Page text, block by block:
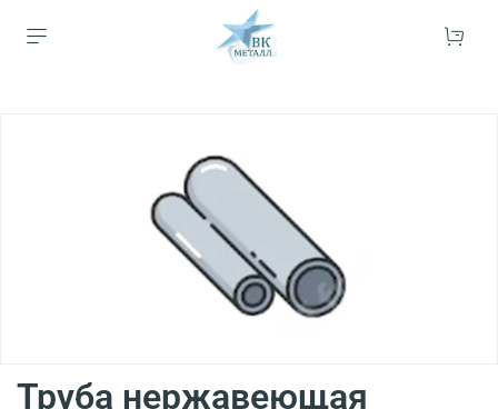
Труба нержавеющая